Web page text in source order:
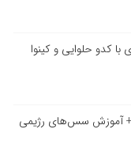
حلوایی و کینوا
سس‌های رژیمی